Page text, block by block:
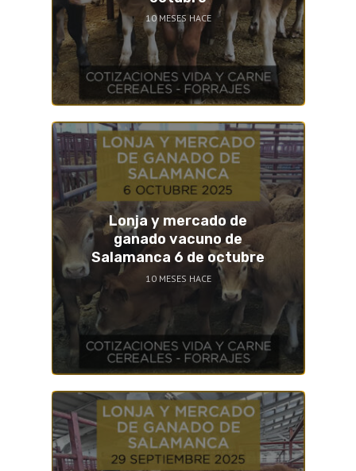
10 MESES HACE
Lonja y mercado de
ganado vacuno de
Salamanca 6 de octubre
10 MESES HACE